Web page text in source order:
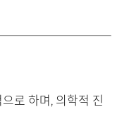
로 하며, 의학적 진